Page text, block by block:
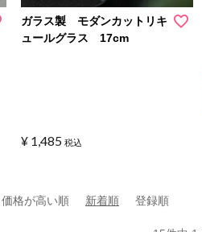
ガラス製 モダンカットリキ
ュールグラス 17cm
¥ 1,485 税込
価格が高い順 新着順 登録順